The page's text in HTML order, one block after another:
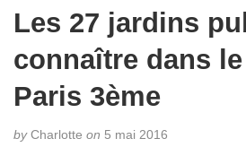
Les 27 jardins
connaître dans
Paris 3ème
byCharlotte on 5 mai 2016